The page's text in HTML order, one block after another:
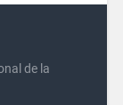
de la